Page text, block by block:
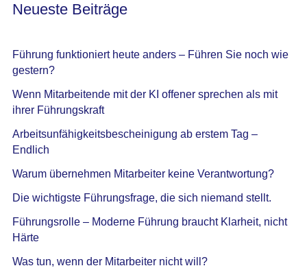
Neueste Beiträge
Führung funktioniert heute anders – Führen Sie noch wie
gestern?
Wenn Mitarbeitende mit der KI offener sprechen als mit
ihrer Führungskraft
Arbeitsunfähigkeitsbescheinigung ab erstem Tag –
Endlich
Warum übernehmen Mitarbeiter keine Verantwortung?
Die wichtigste Führungsfrage, die sich niemand stellt.
Führungsrolle – Moderne Führung braucht Klarheit, nicht
Härte
Was tun, wenn der Mitarbeiter nicht will?